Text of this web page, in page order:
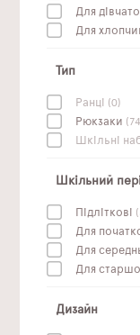
Для
Для
Тип
Ранці (0)
Рюкзаки
Шкільні
Шкільний
Підліткові
Для
Для
Для
Дизайн